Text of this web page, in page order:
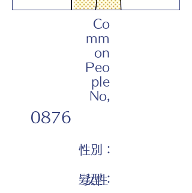
Co
mm
on
Peo
ple
No,
0876
性別：
女性
髪型：